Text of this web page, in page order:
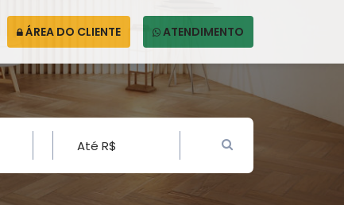
ÁREA DO CLIENTE ATENDIMENTO